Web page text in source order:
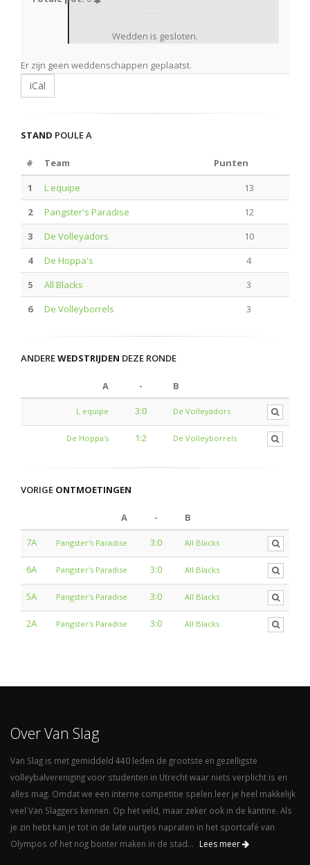
Wedden is gesloten.
Er zijn geen weddenschappen geplaatst.
iCal
STAND POULE A
# Team
Punten
1
L equipe
13
2
Pangster's Paradise
12
3
De Volleyadors
10
4
De Hoppa's
4
5
All Blacks
3
6
De Volleyborrels 3
ANDEREWEDSTRIJDEN DEZE RONDE
A - B
L equipe 3:0 De Volleyadors
De Hoppa's 1:2 De Volleyborrels
VORIGE ONTMOETINGEN
A -
B
7A
Pangster's Paradise 3:0 All Blacks
6A Pangster's Paradise 3:0 All Blacks
5A Pangster's Paradise 3:0 All Blacks
2A Pangster's Paradise 3:0 All Blacks
Over Van Slag
Van Slag is met gemiddeld 440 leden de grootste en gezelligste
volleybalvereniging voor studenten in Utrecht waar niets verplicht is en
alles mag. Omdat we een interne competitie spelen leer je heel makkelijk
veel Van Slaggers kennen. Op het veld, maar zeker ook in de kantine. Als
je zin hebt kan je tot in de late uurtjes napraten in het sportcafé van
Olympos of het nog bonter maken in de stad...
Lees meer